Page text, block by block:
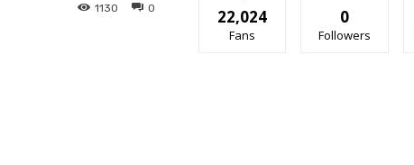
0
1130 22,024
Fans
0
Followers